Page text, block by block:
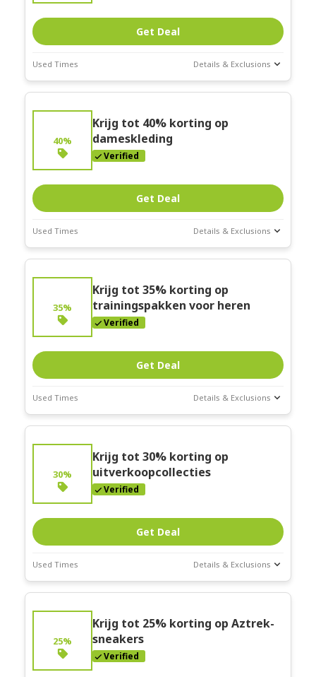
Get Deal
Used Times Details & Exclusions
Deal Stats
Expires:
40%
Krijg tot 40% korting op
dameskleding
Verified
Get Deal
Used Times Details & Exclusions
Deal Stats
Expires:
35%
Krijg tot 35% korting op
trainingspakken voor heren
Verified
Get Deal
Used Times Details & Exclusions
Deal Stats
Expires:
30%
Krijg tot 30% korting op
uitverkoopcollecties
Verified
Get Deal
Used Times Details & Exclusions
Deal Stats
Expires:
25%
Krijg tot 25% korting op Aztrek-
sneakers
Verified